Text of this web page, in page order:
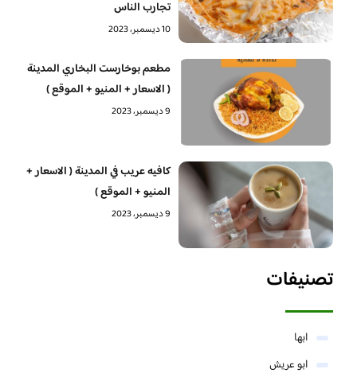
تجارب الناس
10 ديسمبر، 2023
مطعم بوخارست البخاري المدينة
( الاسعار + المنيو + الموقع )
9 ديسمبر، 2023
كافيه عريب في المدينة ( الاسعار +
المنيو + الموقع )
9 ديسمبر، 2023
تصنيفات
ابها
ابو عريش